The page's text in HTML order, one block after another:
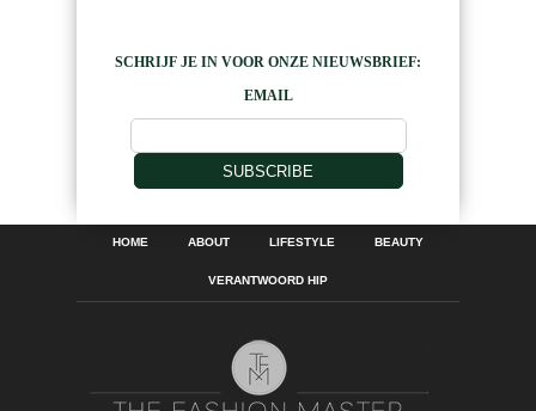
SCHRIJF JE IN VOOR ONZE NIEUWSBRIEF:
EMAIL
SUBSCRIBE
HOME ABOUT LIFESTYLE BEAUTY
VERANTWOORD HIP